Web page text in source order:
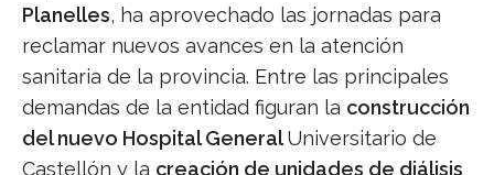
Planelles, ha aprovechado las jornadas para
reclamar nuevos avances en la atención
sanitaria de la provincia. Entre las principales
demandas de la entidad figuran la construcción
del nuevo Hospital GeneralUniversitario de
Castellón y la creación de unidades de diálisis